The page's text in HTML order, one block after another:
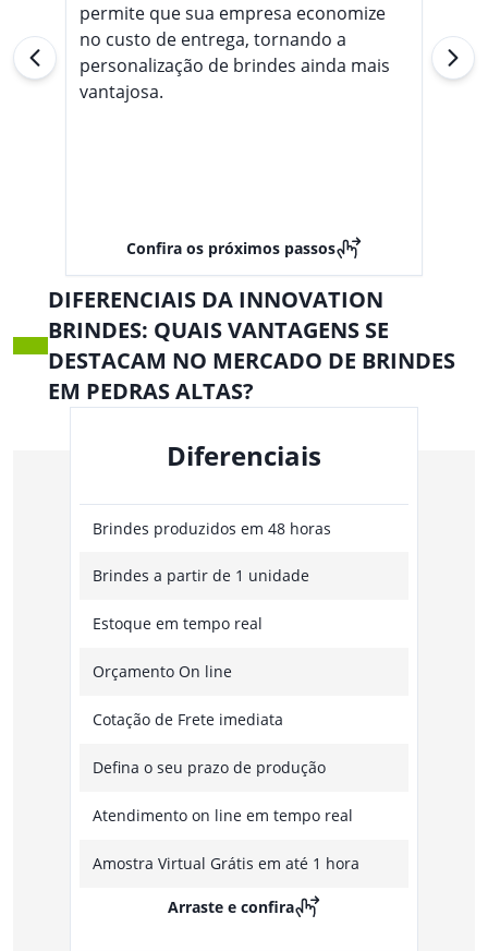
permite que sua empresa economize
no custo de entrega, tornando a
personalização de brindes ainda mais
vantajosa.
Confira os próximos passos
DIFERENCIAIS DA INNOVATION
BRINDES: QUAIS VANTAGENS SE
DESTACAM NO MERCADO DE BRINDES
EM PEDRAS ALTAS?
Diferenciais
Brindes produzidos em 48 horas
Brindes a partir de 1 unidade
Estoque em tempo real
Orçamento On line
Cotação de Frete imediata
Defina o seu prazo de produção
Atendimento on line em tempo real
Amostra Virtual Grátis em até 1 hora
Arraste e confira